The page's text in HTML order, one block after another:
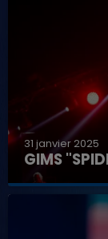
31 janvier 2025
GIMS